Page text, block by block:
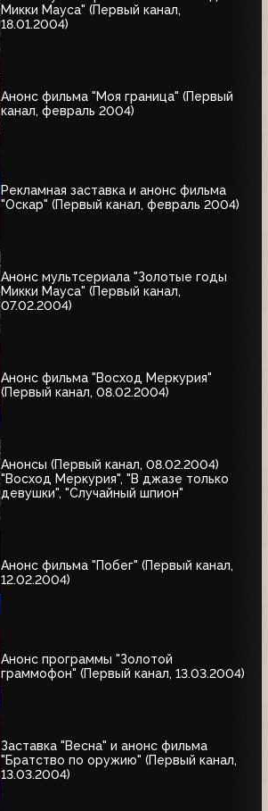
Микки Мауса" (Первый канал,
18.01.2004)
Анонс фильма "Моя граница" (Первый
канал, февраль 2004)
Рекламная заставка и анонс фильма
"Оскар" (Первый канал, февраль 2004)
Анонс мультсериала "Золотые годы
Микки Мауса" (Первый канал,
07.02.2004)
Анонс фильма "Восход Меркурия"
(Первый канал, 08.02.2004)
Анонсы (Первый канал, 08.02.2004)
"Восход Меркурия", "В джазе только
девушки", "Случайный шпион"
Анонс фильма "Побег" (Первый канал,
12.02.2004)
Анонс программы "Золотой
граммофон" (Первый канал, 13.03.2004)
Заставка "Весна" и анонс фильма
"Братство по оружию" (Первый канал,
13.03.2004)